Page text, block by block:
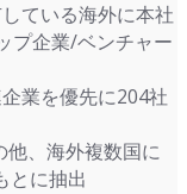
ている海外に本社
プ企業/ベンチャー
業を優先に204社
、海外複数国に
とに抽出